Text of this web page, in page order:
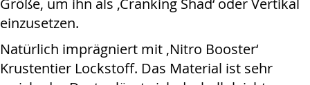
Größe, um ihn als ‚Cranking Shad‘ oder Vertikal
einzusetzen.
Natürlich imprägniert mit ‚Nitro Booster‘
Krustentier Lockstoff. Das Material ist sehr